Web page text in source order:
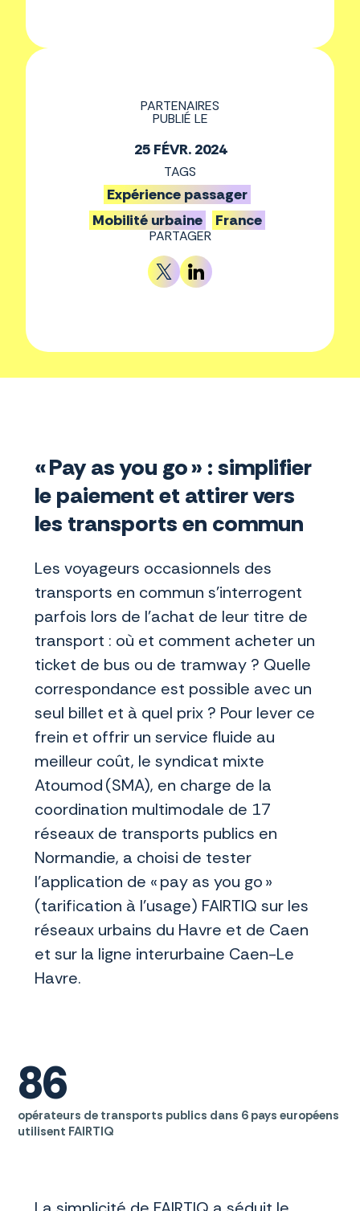
PARTENAIRES
PUBLIÉ LE
25 FÉVR. 2024
TAGS
Expérience passager
Mobilité urbaine
France
PARTAGER
« Pay as you go » : simplifier
le paiement et attirer vers
les transports en commun
Les voyageurs occasionnels des
transports en commun s’interrogent
parfois lors de l’achat de leur titre de
transport : où et comment acheter un
ticket de bus ou de tramway ? Quelle
correspondance est possible avec un
seul billet et à quel prix ? Pour lever ce
frein et offrir un service fluide au
meilleur coût, le syndicat mixte
Atoumod (SMA), en charge de la
coordination multimodale de 17
réseaux de transports publics en
Normandie, a choisi de tester
l’application de « pay as you go »
(tarification à l’usage) FAIRTIQ sur les
réseaux urbains du Havre et de Caen
et sur la ligne interurbaine Caen-Le
Havre.
86
opérateurs de transports publics dans 6 pays européens
utilisent FAIRTIQ